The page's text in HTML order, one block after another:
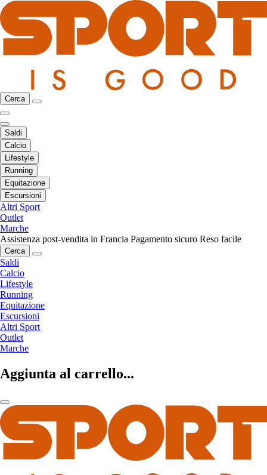
Cerca
Saldi
Calcio
Lifestyle
Running
Equitazione
Escursioni
Altri Sport
Outlet
Marche
Assistenza post-vendita in Francia Pagamento sicuro Reso facile
Cerca
Saldi
Calcio
Lifestyle
Running
Equitazione
Escursioni
Altri Sport
Outlet
Marche
Aggiunta al carrello...